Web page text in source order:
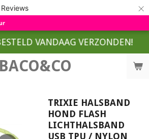
Reviews ×
BACO&CO
VANDAAG VERZONDEN!
TRIXIE HALSBAND
HOND FLASH
LICHTHALSBAND
USB TPU / NYLON